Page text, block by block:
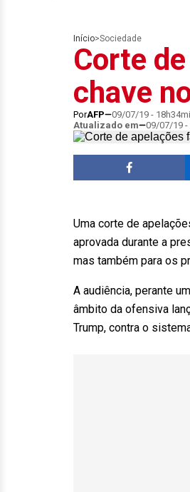
Início>Sociedade
Corte
chave
PorAFP 09/07/19 -
Atualizado em
09/07/19 -
Uma corte de
aprovada durante a
mas também para os
A audiência, perante
âmbito da ofensiva
Trump, contra o